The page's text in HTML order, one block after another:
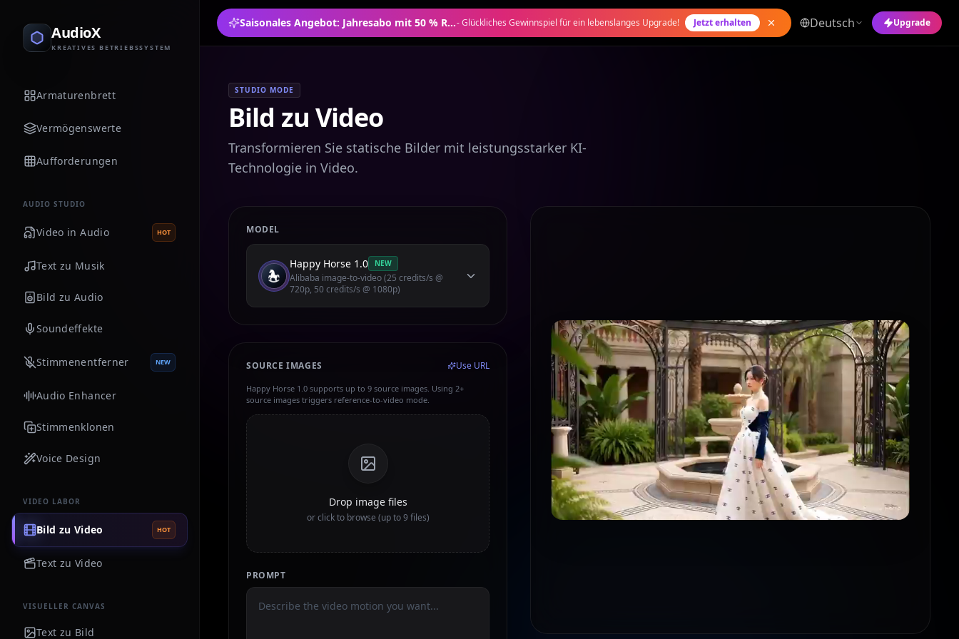
Saisonales Angebot: Jahresabo mit 50 % Rabatt-Glückliches Gewinnspiel für ein lebenslanges Upgrade! Jetzt erhalten Deutsch Upgrade
AudioX
KREATIVES BETRIEBSSYSTEM
Armaturenbrett
Vermögenswerte
Aufforderungen
AUDIO STUDIO
Video in Audio HOT
Text zu Musik
Bild zu Audio
Soundeffekte
Stimmenentferner NEW
Audio Enhancer
Stimmenklonen
Voice Design
VIDEO LABOR
Bild zu Video HOT
Text zu Video
VISUELLER CANVAS
Text zu Bild
STUDIO MODE
Bild zu Video
Transformieren Sie statische Bilder mit leistungsstarker KI-
Technologie in Video.
MODEL
Happy Horse 1.0 NEW
Alibaba image-to-video (25 credits/s @
720p, 50 credits/s @ 1080p)
SOURCE IMAGES Use URL
Happy Horse 1.0 supports up to 9 source images. Using 2+
source images triggers reference-to-video mode.
Drop image files
or click to browse (up to 9 files)
PROMPT